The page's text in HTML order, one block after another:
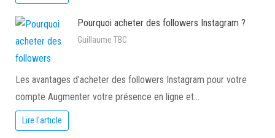
Pourquoi acheter des followers Instagram ?
Guillaume TBC
Les avantages d’acheter des followers Instagram pour votre
compte Augmenter votre présence en ligne et…
Lire l'article